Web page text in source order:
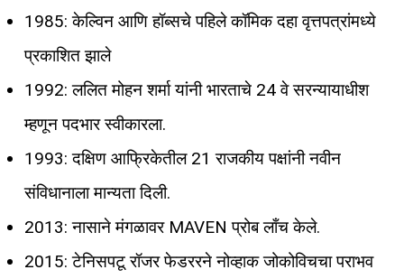
1985: केल्विन आणि हॉब्सचे पहिले कॉमिक दहा वृत्तपत्रांमध्ये
प्रकाशित झाले
1992: ललित मोहन शर्मा यांनी भारताचे 24 वे सरन्यायाधीश
म्हणून पदभार स्वीकारला.
1993: दक्षिण आफ्रिकेतील 21 राजकीय पक्षांनी नवीन
संविधानाला मान्यता दिली.
2013: नासाने मंगळावर MAVEN प्रोब लाँच केले.
2015: टेनिसपटू रॉजर फेडररने नोव्हाक जोकोविचचा पराभव